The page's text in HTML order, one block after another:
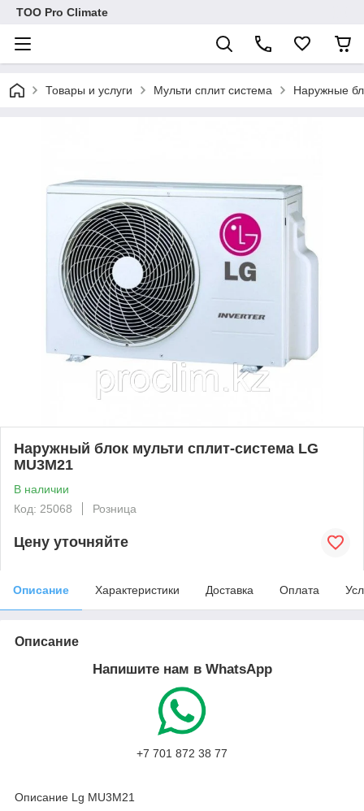
ТОО Pro Climate
Товары и услуги Мульти сплит система Наружные
Наружный блок мульти сплит-система LG
MU3M21
В наличии
Код: 25068
Розница
Цену уточняйте
Описание Характеристики Доставка Оплата
Описание
Напишите нам в WhatsApp
+7 701 872 38 77
Описание Lg MU3M21